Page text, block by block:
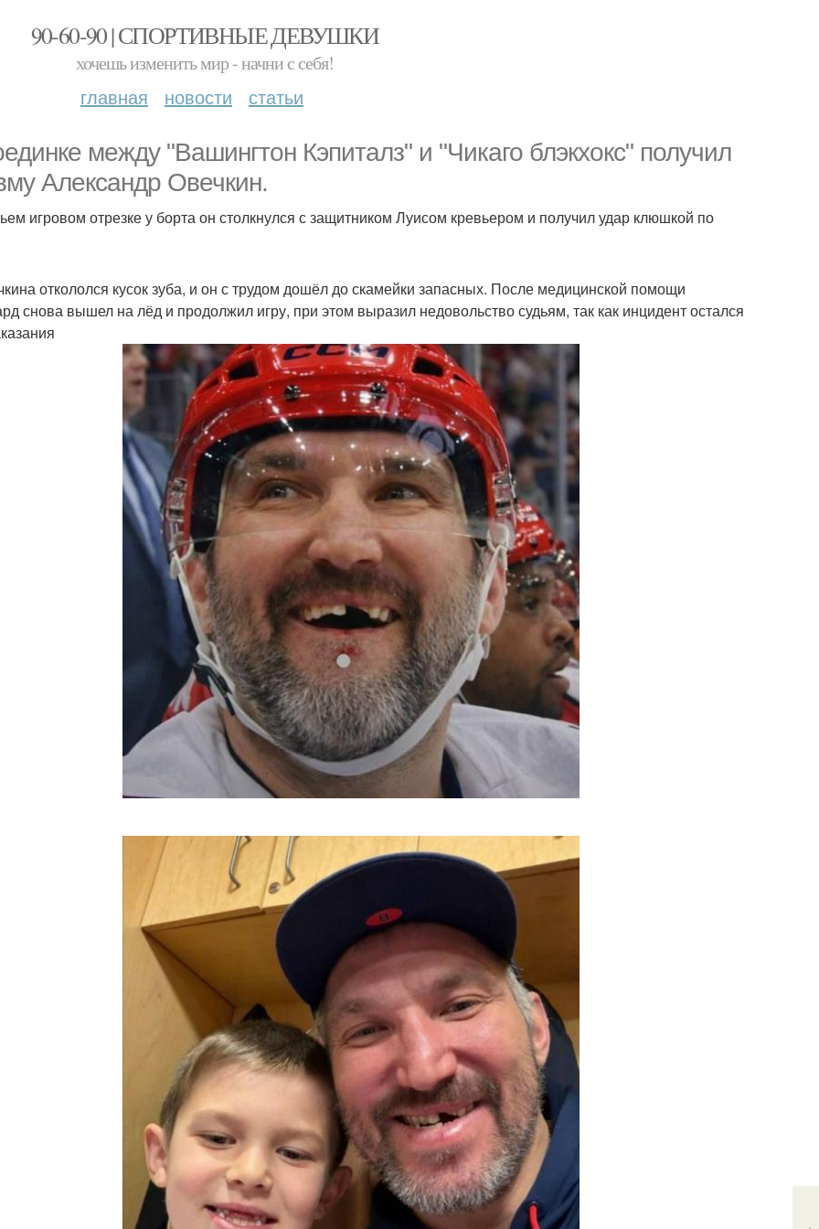
90-60-90 | СПОРТИВНЫЕ ДЕВУШКИ
хочешь изменить мир - начни с себя!
главная новости статьи
между "Вашингтон Кэпиталз" и "Чикаго блэкхокс" получил
Александр Овечкин.
игровом отрезке у борта он столкнулся с защитником Луисом кревьером и получил удар клюшкой по
откололся кусок зуба, и он с трудом дошёл до скамейки запасных. После медицинской помощи
снова вышел на лёд и продолжил игру, при этом выразил недовольство судьям, так как инцидент остался